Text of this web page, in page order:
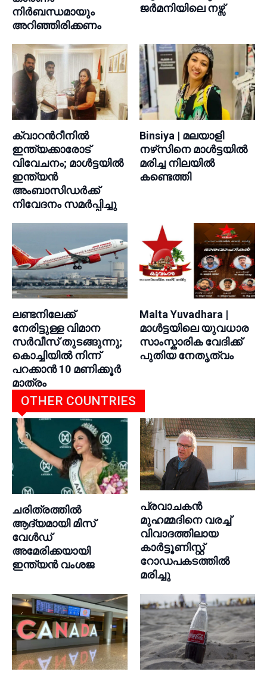
നിർബന്ധമായും
അറിഞ്ഞിരിക്കണം
ജര്‍മനിയിലെ നഴ്സ്
ക്വാറന്‍റീനിൽ
ഇന്ത്യക്കാരോട്
വിവേചനം; മാൾട്ടയിൽ
ഇന്ത്യൻ
അംബാസിഡർക്ക്
നിവേദനം സമർപ്പിച്ചു
Binsiya | മലയാളി
നഴ്‌സിനെ മാള്‍ട്ടയില്‍
മരിച്ച നിലയില്‍
കണ്ടെത്തി
ലണ്ടനിലേക്ക്
നേരിട്ടുള്ള വിമാന
സര്‍വീസ് തുടങ്ങുന്നു;
കൊച്ചിയില്‍ നിന്ന്
പറക്കാന്‍ 10 മണിക്കൂര്‍
മാത്രം
Malta Yuvadhara |
മാൾട്ടയിലെ യുവധാര
സാംസ്കാരിക വേദിക്ക്
പുതിയ നേതൃത്വം
OTHER COUNTRIES
ചരിത്രത്തിൽ
ആദ്യമായി മിസ്
വേൾഡ്
അമേരിക്കയായി
ഇന്ത്യൻ വംശജ
പ്രവാചകൻ
മുഹമ്മദിനെ വരച്ച്
വിവാദത്തിലായ
കാർട്ടൂണിസ്റ്റ്
റോഡപകടത്തിൽ
മരിച്ചു